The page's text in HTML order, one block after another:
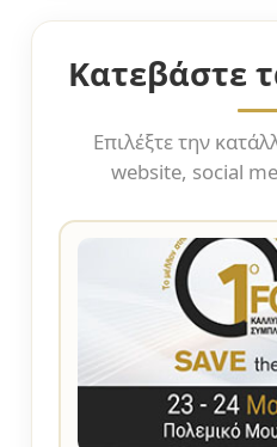
Κατεβάστε
Επιλέξτε την
website, social